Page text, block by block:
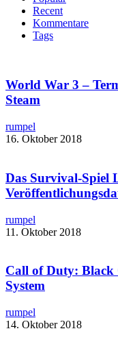
Recent
Kommentare
Tags
World War 3 –
Steam
rumpel
16. Oktober 2018
Das Survival-Spiel
rumpel
11. Oktober 2018
Call of Duty: Black
System
rumpel
14. Oktober 2018